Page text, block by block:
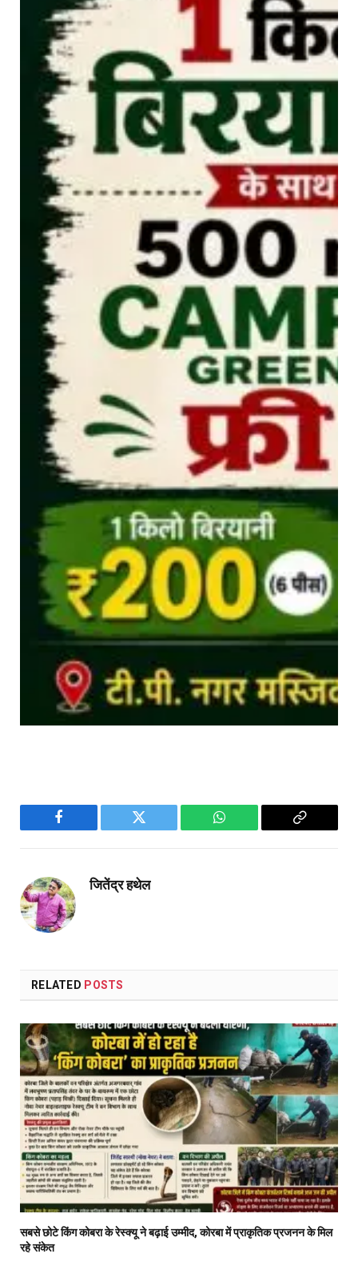
Facebook Twitter WhatsApp
Copy
जितेंद्र हथेल
RELATED POSTS
सबसे छोटे किंग कोबरा के रेस्क्यू ने बढ़ाई उम्मीद, कोरबा में प्राकृतिक प्रजनन के मिल
रहे संकेत